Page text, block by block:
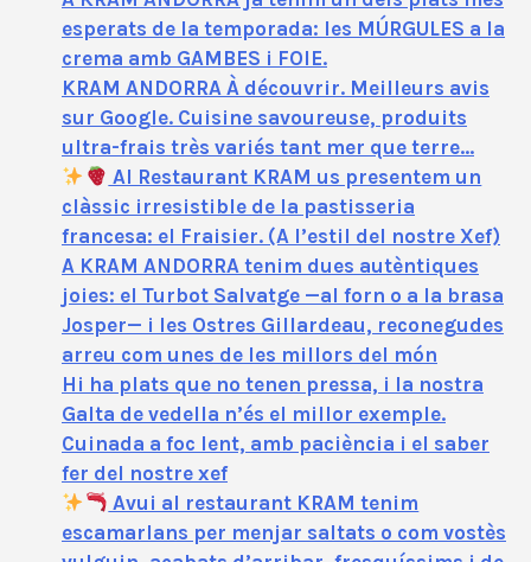
esperats de la temporada: les MÚRGULES a la
crema amb GAMBES i FOIE.
KRAM ANDORRA À découvrir. Meilleurs avis
sur Google. Cuisine savoureuse, produits
ultra-frais très variés tant mer que terre…
Al Restaurant KRAM us presentem un
clàssic irresistible de la pastisseria
francesa: el Fraisier. (A l’estil del nostre Xef)
A KRAM ANDORRA tenim dues autèntiques
joies: el Turbot Salvatge —al forn o a la brasa
Josper— i les Ostres Gillardeau, reconegudes
arreu com unes de les millors del món
Hi ha plats que no tenen pressa, i la nostra
Galta de vedella n’és el millor exemple.
Cuinada a foc lent, amb paciència i el saber
fer del nostre xef
Avui al restaurant KRAM tenim
escamarlans per menjar saltats o com vostès